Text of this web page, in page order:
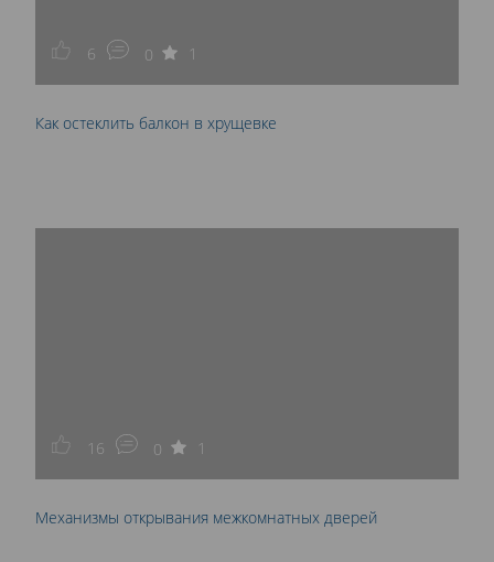
6 0 1
Как остеклить балкон в хрущевке
16 0 1
Механизмы открывания межкомнатных дверей